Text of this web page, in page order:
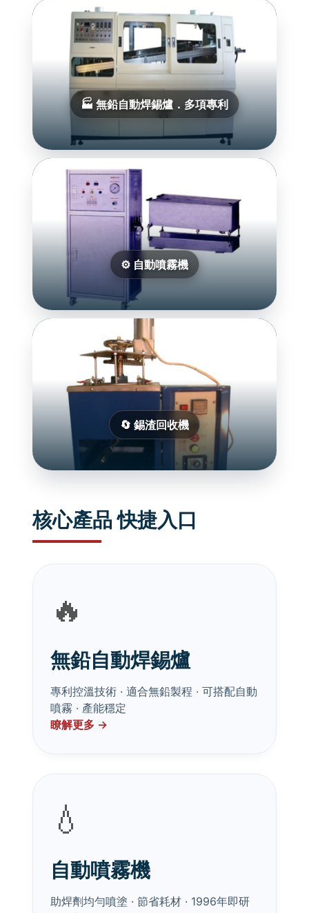
🏭 無鉛自動焊錫爐．多項專利
⚙️ 自動噴霧機
🔄 錫渣回收機
核心產品 快捷入口
🔥
無鉛自動焊錫爐
專利控溫技術 · 適合無鉛製程 · 可搭配自動
噴霧 · 產能穩定
瞭解更多 →
💧
自動噴霧機
助焊劑均勻噴塗 · 節省耗材 · 1996年即研